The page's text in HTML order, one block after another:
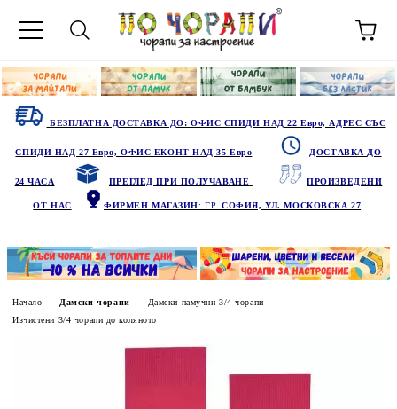
БЕЗПЛАТНА ДОСТАВКА ДО: ОФИС СПИДИ НАД 22 Евро, АДРЕС СЪС
СПИДИ НАД 27 Евро, ОФИС ЕКОНТ НАД 35 Евро ДОСТАВКА ДО
24 ЧАСА ПРЕГЛЕД ПРИ ПОЛУЧАВАНЕ ПРОИЗВЕДЕНИ
ОТ НАС ФИРМЕН МАГАЗИН: ГР.СОФИЯ, УЛ. МОСКОВСКА 27
Начало Дамски чорапи
Дамски памучни 3/4 чорапи
Изчистени 3/4 чорапи до коляното